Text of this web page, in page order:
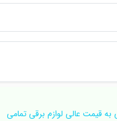
قیمت عالی لوازم برقی تمامی